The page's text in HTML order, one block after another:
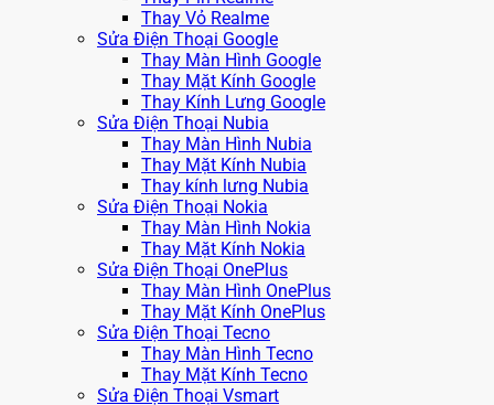
Thay Vỏ Realme
Sửa Điện Thoại Google
Thay Màn Hình Google
Thay Mặt Kính Google
Thay Kính Lưng Google
Sửa Điện Thoại Nubia
Thay Màn Hình Nubia
Thay Mặt Kính Nubia
Thay kính lưng Nubia
Sửa Điện Thoại Nokia
Thay Màn Hình Nokia
Thay Mặt Kính Nokia
Sửa Điện Thoại OnePlus
Thay Màn Hình OnePlus
Thay Mặt Kính OnePlus
Sửa Điện Thoại Tecno
Thay Màn Hình Tecno
Thay Mặt Kính Tecno
Sửa Điện Thoại Vsmart